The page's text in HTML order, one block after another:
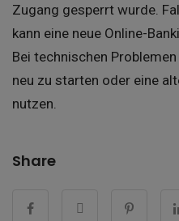
Zugang gesperrt wurde.
kann eine neue Online-
Bei technischen
neu zu starten oder eine
nutzen.
Share